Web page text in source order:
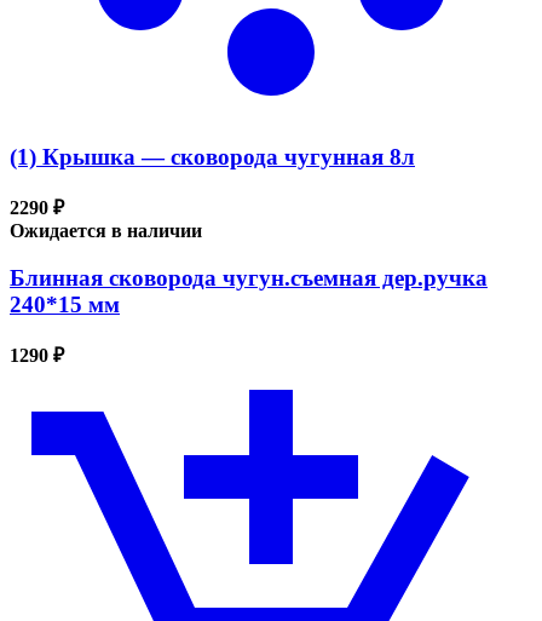
(1) Крышка — сковорода чугунная 8л
2290 ₽
Ожидается в наличии
Блинная сковорода чугун.съемная дер.ручка
240*15 мм
1290 ₽